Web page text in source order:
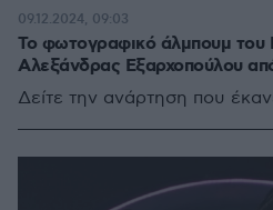
Το φωτογραφικό άλμπουμ του
Αλεξάνδρας Εξαρχοπούλου
Δείτε την ανάρτηση που
09.12.2024, 09:03